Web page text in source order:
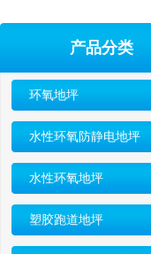
产品分类
环氧地坪
水性环氧防静电地坪
水性环氧地坪
塑胶跑道地坪